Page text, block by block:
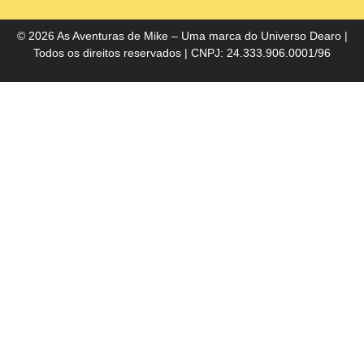
© 2026 As Aventuras de Mike – Uma marca do Universo Dearo|
Todos os direitos reservados | CNPJ: 24.333.906.0001/96